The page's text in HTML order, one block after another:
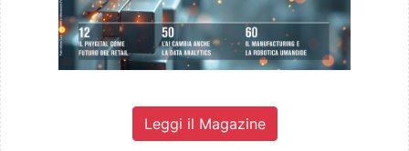
Leggi il Magazine